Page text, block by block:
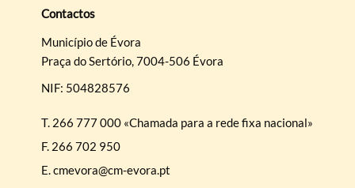
Contactos
Município de Évora
Praça do Sertório, 7004-506 Évora
NIF: 504828576
T. 266 777 000 «Chamada para a rede fixa nacional»
F. 266 702 950
E.cmevora@cm-evora.pt